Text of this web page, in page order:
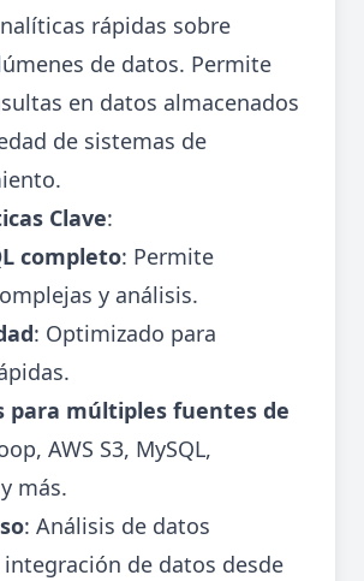
rápidas sobre
de datos. Permite
en datos almacenados
de sistemas de
Clave:
completo: Permite
y análisis.
: Optimizado para
para múltiples fuentes de
AWS S3, MySQL,
más.
: Análisis de datos
de datos desde